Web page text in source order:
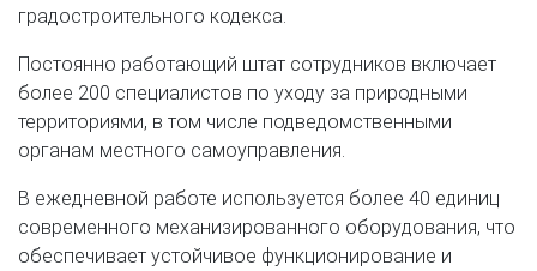
градостроительного кодекса.
Постоянно работающий штат сотрудников включает
более 200 специалистов по уходу за природными
территориями, в том числе подведомственными
органам местного самоуправления.
В ежедневной работе используется более 40 единиц
современного механизированного оборудования, что
обеспечивает устойчивое функционирование и